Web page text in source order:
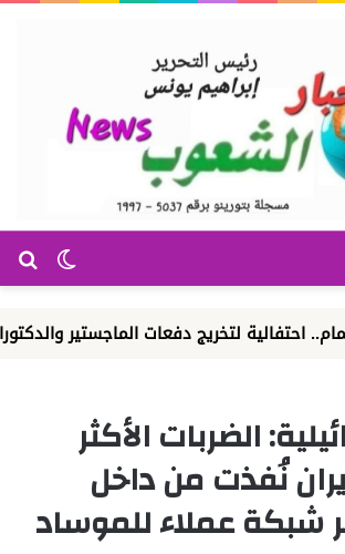
الوضع
لتخريج دفعات الماجستير والدكتوراه
الضربات الأكثر
نُفذت من داخل
شبكة عملاء للموساد